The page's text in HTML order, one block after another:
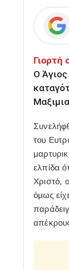
Γιορτή
Ο
του
ελπίδα
Χριστό,
όμως